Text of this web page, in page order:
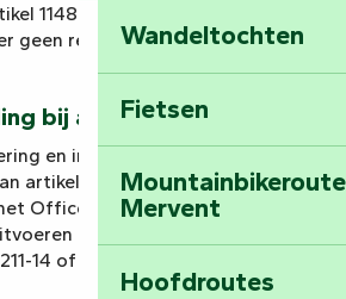
Ga op
De beschermers van de
Neem een
Wandeltochten
Fietsen
Mervent
Hoofdroutes
1148 van het Franse Burgerlijk
geen recht op schadevergoeding
bij annulering
en in overeenstemming met
artikel R221-10 van het Wetboek
Office du Tourisme de
die vereist zijn krachtens II
14 of krachtens I van artikel L.